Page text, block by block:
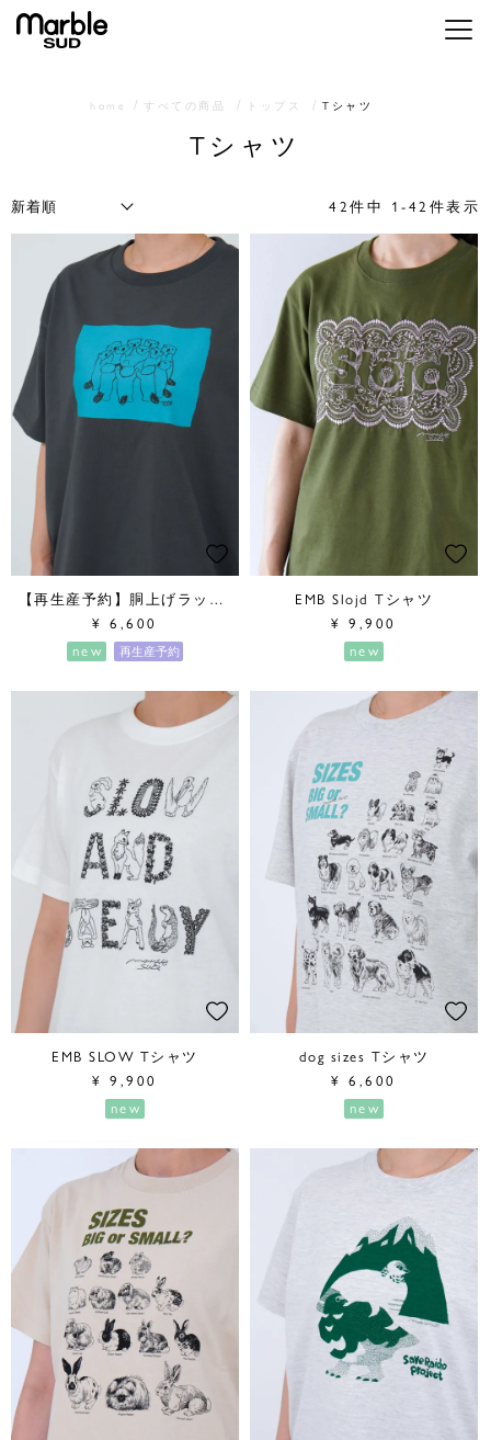
メニ
home すべての商品 トップス Tシャツ
Tシャツ
42件中 1 -42 件表示
【再生産予約】胴上げラッコ BOX Tシャツ
¥ 6,600
new
再生産予約
EMB Slojd Tシャツ
¥ 9,900
new
EMB SLOW Tシャツ
¥ 9,900
new
dog sizes Tシャツ
¥ 6,600
new